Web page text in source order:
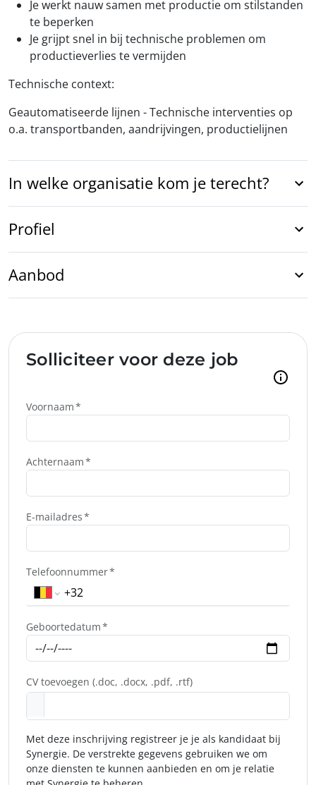
Je werkt nauw samen met productie om stilstanden
te beperken
Je grijpt snel in bij technische problemen om
productieverlies te vermijden
Technische context:
Geautomatiseerde lijnen - Technische interventies op
o.a. transportbanden, aandrijvingen, productielijnen
In welke organisatie kom je terecht?
Profiel
Aanbod
Solliciteer voor deze job
Voornaam
Achternaam
E-mailadres
Telefoonnummer
Geboortedatum
CV toevoegen (.doc, .docx, .pdf, .rtf)
Met deze inschrijving registreer je je als kandidaat bij
Synergie. De verstrekte gegevens gebruiken we om
onze diensten te kunnen aanbieden en om je relatie